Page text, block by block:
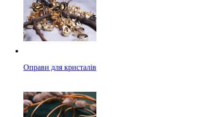
Оправи для кристалів